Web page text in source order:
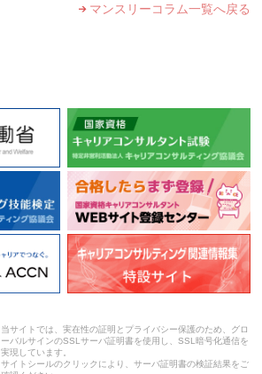
マンスリーコラム一覧へ戻る
当サイトでは、実在性の証明とプライバシー保護のため、グロ
ーバルサインのSSLサーバ証明書を使用し、SSL暗号化通信を
実現しています。
サイトシールのクリックにより、サーバ証明書の検証結果をご